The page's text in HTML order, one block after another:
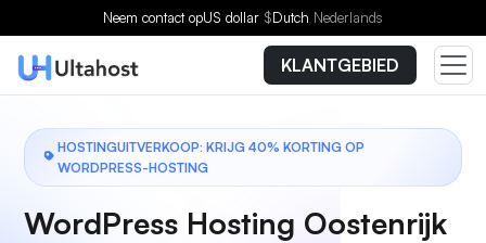
Neem contact opUS dollar $Dutch Nederlands
KLANTGEBIED
HOSTINGUITVERKOOP: KRIJG 40% KORTING OP
WORDPRESS-HOSTING
WordPress Hosting Oostenrijk